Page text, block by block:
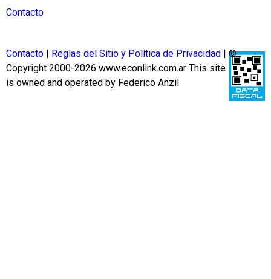
Contacto
Contacto Reglas del Sitio y Política de Privacidad
| ©
Copyright 2000-2026 www.econlink.com.ar This site
is owned and operated by Federico Anzil